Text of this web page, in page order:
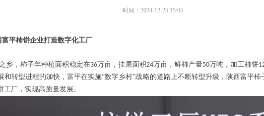
时间： 2024-12-25 15:05
平柿饼企业打造数字化工厂
乡，柿子年种植面积稳定在36万亩，挂果面积24万亩，鲜柿产量50万吨，加工柿饼
转型进程的加快，富平在实施“数字乡村”战略的道路上不断转型升级，陕西富平
厂，实现高质量发展。